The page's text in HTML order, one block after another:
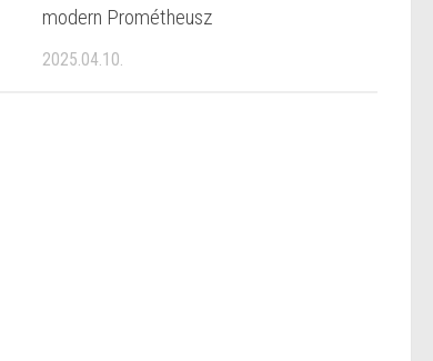
modern Prométheusz
2025.04.10.